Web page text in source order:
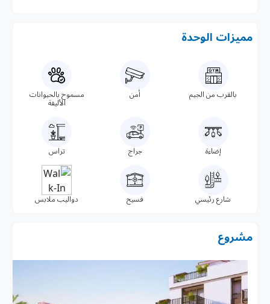
مميزات الوحدة
بالقرب من الجيم أمن
مسموح بالحيوانات
الأليفة
إضاءة جراج تراس
شارع رئيسي فسيح دواليب ملابس
مشروع